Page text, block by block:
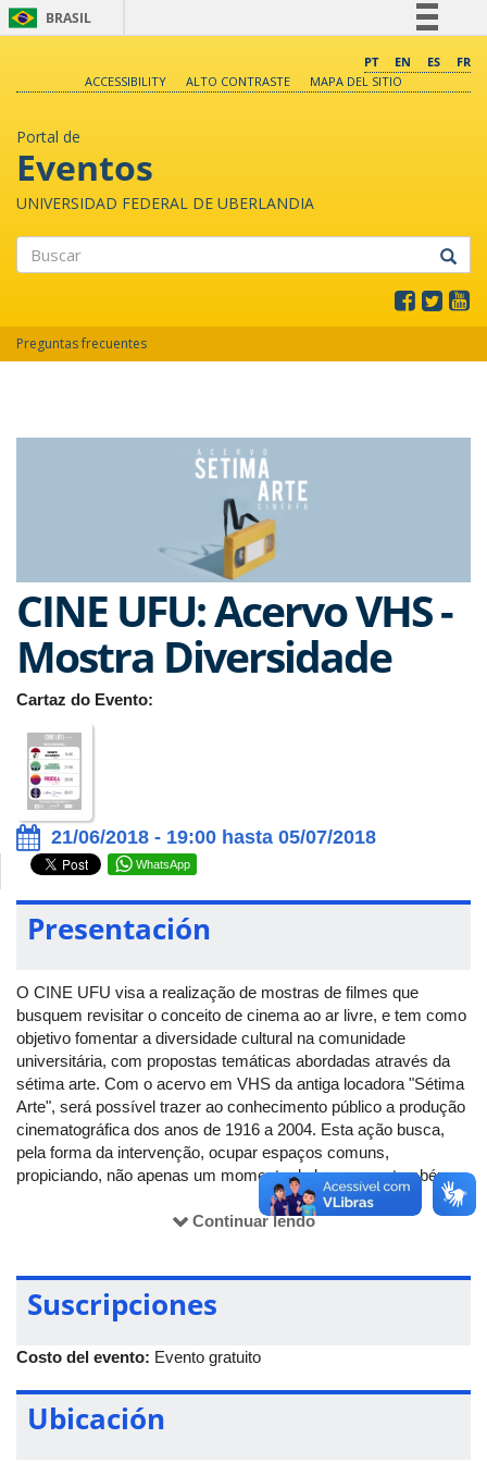
BRASIL
Comunica BR
PT EN ES
FR
ACCESSIBILITY
ALTO CONTRASTE MAPA DEL SITIO
Portal de
Eventos
UNIVERSIDAD FEDERAL DE UBERLANDIA
Preguntas frecuentes
CINE UFU: Acervo VHS -
Mostra Diversidade
Cartaz do Evento:
21/06/2018 - 19:00 hasta 05/07/2018
WhatsApp
Presentación
O CINE UFU visa a realização de mostras de filmes que
busquem revisitar o conceito de cinema ao ar livre, e tem como
objetivo fomentar a diversidade cultural na comunidade
universitária, com propostas temáticas abordadas através da
sétima arte. Com o acervo em VHS da antiga locadora "Sétima
Arte", será possível trazer ao conhecimento público a produção
cinematográfica dos anos de 1916 a 2004. Esta ação busca,
pela forma da intervenção, ocupar espaços comuns,
propiciando, não apenas um momento de lazer, mas também,
uma via de acesso para a apreciação estética, o diálogo sobre
concepções e atitudes relativas às questões sociais, políticas e
O CINE UFU acontece todas as quintas-feiras, em significância
ao dia 28 de junho, data que marca o início do movimento
moderno LGBT em prol da liberdade de expressão e igualdade
de direitos deste segmento da população. "Em 28 de junho de
1969, ocorreu, na cidade de Nova York, o que veio a ser
conhecido como a Rebelião de Stonewall. Stonewall era (e
Continuar lendo
Suscripciones
Costo del evento: Evento gratuito
Ubicación